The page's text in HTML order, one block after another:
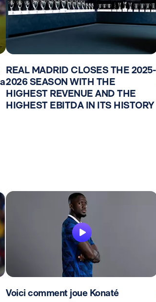
REAL MADRID CLOSES THE 2025-
2026 SEASON WITH THE
HIGHEST REVENUE AND THE
HIGHEST EBITDA IN ITS HISTORY
Voici comment joue Konaté